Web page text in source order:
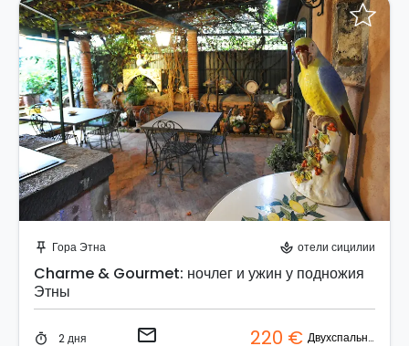
push_pin Гора Этна spa отели сицилии
Charme & Gourmet: ночлег и ужин у подножия
Этны
timer 2 дня email 220 € Двухспальный номер